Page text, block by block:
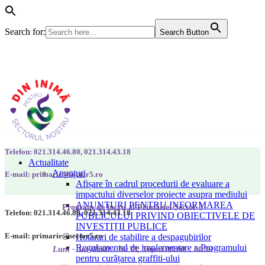
Search for: Search Button
Actualitate
Anunțuri
Afișare în cadrul procedurii de evaluare a
impactului diverselor proiecte asupra mediului
ANUNȚURI PENTRU INFORMAREA
PUBLICULUI PRIVIND OBIECTIVELE DE
INVESTIȚII PUBLICE
Hotarari de stabilire a despagubirilor
Regulamentul de implementare a Programului
pentru curățarea graffiti-ului
Telefon: 021.314.46.80, 021.314.43.18
E-mail: primarie@sector5.ro
Program de lucru al Primăriei Sector 5
Luni - Joi 08:00 - 16:30; Vineri 08:00 - 14:00
Telefon: 021.314.46.80, 021.314.43.18
E-mail: primarie@sector5.ro